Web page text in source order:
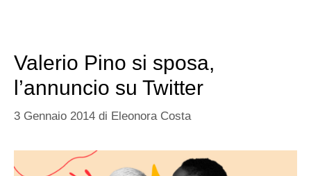
Valerio Pino si sposa,
l’annuncio su Twitter
3 Gennaio 2014 di Eleonora Costa